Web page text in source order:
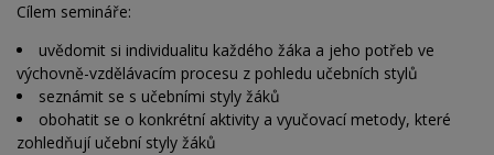
Cílem semináře:
uvědomit si individualitu každého žáka a jeho potřeb ve
výchovně-vzdělávacím procesu z pohledu učebních stylů
seznámit se s učebními styly žáků
obohatit se o konkrétní aktivity a vyučovací metody, které
zohledňují učební styly žáků